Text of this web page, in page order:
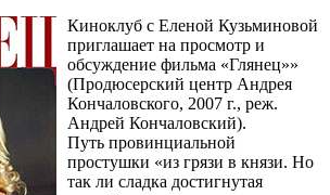
Киноклуб с Еленой Кузьминовой
приглашает на просмотр и
обсуждение фильма «Глянец»»
(Продюсерский центр Андрея
Кончаловского, 2007 г., реж.
Андрей Кончаловский).
Путь провинциальной
простушки «из грязи в князи. Но
так ли сладка достигнутая